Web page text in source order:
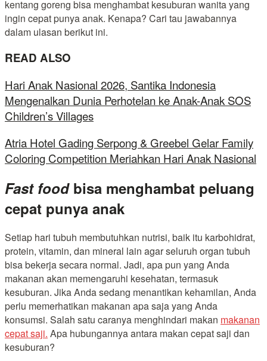
kentang goreng bisa menghambat kesuburan wanita yang
ingin cepat punya anak. Kenapa? Cari tau jawabannya
dalam ulasan berikut ini.
READ ALSO
Hari Anak Nasional 2026, Santika Indonesia
Mengenalkan Dunia Perhotelan ke Anak-Anak SOS
Children’s Villages
Atria Hotel Gading Serpong & Greebel Gelar Family
Coloring Competition Meriahkan Hari Anak Nasional
Fast foodbisa menghambat peluang
cepat punya anak
Setiap hari tubuh membutuhkan nutrisi, baik itu karbohidrat,
protein, vitamin, dan mineral lain agar seluruh organ tubuh
bisa bekerja secara normal. Jadi, apa pun yang Anda
makanan akan memengaruhi kesehatan, termasuk
kesuburan. Jika Anda sedang menantikan kehamilan, Anda
perlu memerhatikan makanan apa saja yang Anda
konsumsi. Salah satu caranya menghindari makan makanan
cepat saji. Apa hubungannya antara makan cepat saji dan
kesuburan?